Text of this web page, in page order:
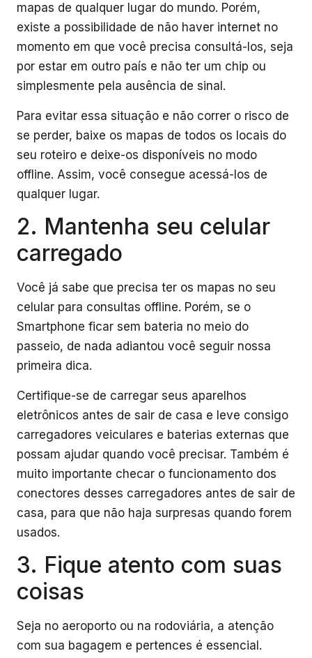
mapas de qualquer lugar do mundo. Porém,
existe a possibilidade de não haver internet no
momento em que você precisa consultá-los, seja
por estar em outro país e não ter um chip ou
simplesmente pela ausência de sinal.
Para evitar essa situação e não correr o risco de
se perder, baixe os mapas de todos os locais do
seu roteiro e deixe-os disponíveis no modo
offline. Assim, você consegue acessá-los de
qualquer lugar.
2. Mantenha seu celular
carregado
Você já sabe que precisa ter os mapas no seu
celular para consultas offline. Porém, se o
Smartphone ficar sem bateria no meio do
passeio, de nada adiantou você seguir nossa
primeira dica.
Certifique-se de carregar seus aparelhos
eletrônicos antes de sair de casa e leve consigo
carregadores veiculares e baterias externas que
possam ajudar quando você precisar. Também é
muito importante checar o funcionamento dos
conectores desses carregadores antes de sair de
casa, para que não haja surpresas quando forem
usados.
3. Fique atento com suas
coisas
Seja no aeroporto ou na rodoviária, a atenção
com sua bagagem e pertences é essencial.